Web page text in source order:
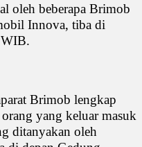
oleh beberapa Brimob
Innova, tiba di
Brimob lengkap
yang keluar masuk
ditanyakan oleh